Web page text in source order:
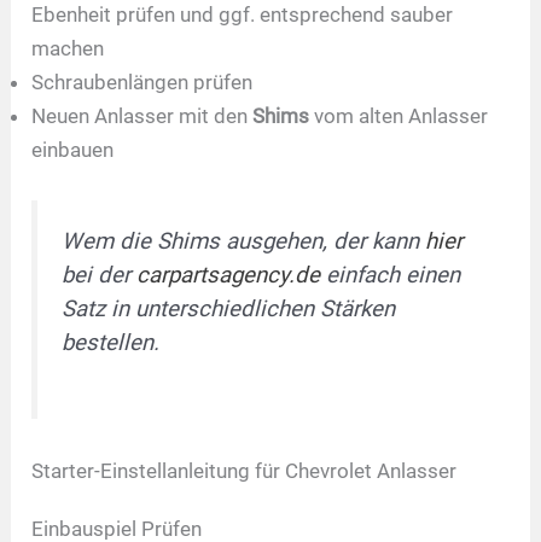
Ebenheit prüfen und ggf. entsprechend sauber
machen
Schraubenlängen prüfen
Neuen Anlasser mit denShims vom alten Anlasser
einbauen
Wem die Shims ausgehen, der kann hier
bei dercarpartsagency.deeinfach einen
Satz in unterschiedlichen Stärken
bestellen.
Starter-Einstellanleitung für Chevrolet Anlasser
Einbauspiel Prüfen